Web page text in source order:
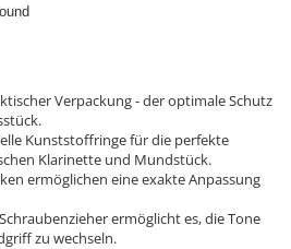
Verpackung - der optimale Schutz
Kunststoffringe für die perfekte
Klarinette und Mundstück.
ermöglichen eine exakte Anpassung
ermöglicht es, die Tone
zu wechseln.